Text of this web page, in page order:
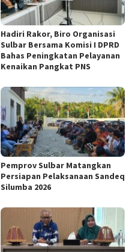
Hadiri Rakor, Biro Organisasi
Sulbar Bersama Komisi I DPRD
Bahas Peningkatan Pelayanan
Kenaikan Pangkat PNS
Pemprov Sulbar Matangkan
Persiapan Pelaksanaan Sandeq
Silumba 2026